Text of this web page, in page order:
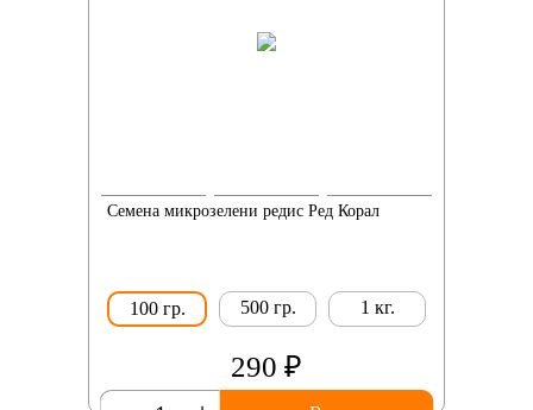
Семена микрозелени редис Ред Корал
100 гр. 500 гр. 1 кг.
290 ₽